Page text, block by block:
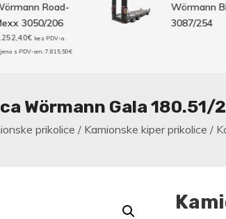
Road-
3050/206
€ bez PDV-a.
PDV-om:7.815,50€
Wörmann
3087/254
Wörmann Gala 180.51/
prikolice / Kamionske kiper prikolice /